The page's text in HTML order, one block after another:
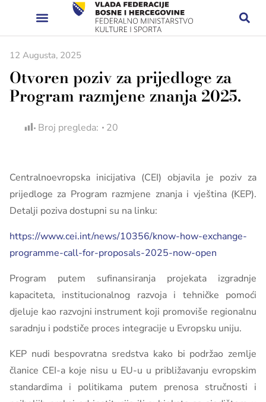
12 Augusta, 2025
Otvoren poziv za prijedloge za
Program razmjene znanja 2025.
Broj pregleda: 20
Centralnoevropska inicijativa (CEI) objavila je poziv za
prijedloge za Program razmjene znanja i vještina (KEP).
Detalji poziva dostupni su na linku:
https://www.cei.int/news/10356/know-how-exchange-
programme-call-for-proposals-2025-now-open
Program putem sufinansiranja projekata izgradnje
kapaciteta, institucionalnog razvoja i tehničke pomoći
djeluje kao razvojni instrument koji promoviše regionalnu
saradnju i podstiče proces integracije u Evropsku uniju.
KEP nudi bespovratna sredstva kako bi podržao zemlje
članice CEI-a koje nisu u EU-u u približavanju evropskim
standardima i politikama putem prenosa stručnosti i